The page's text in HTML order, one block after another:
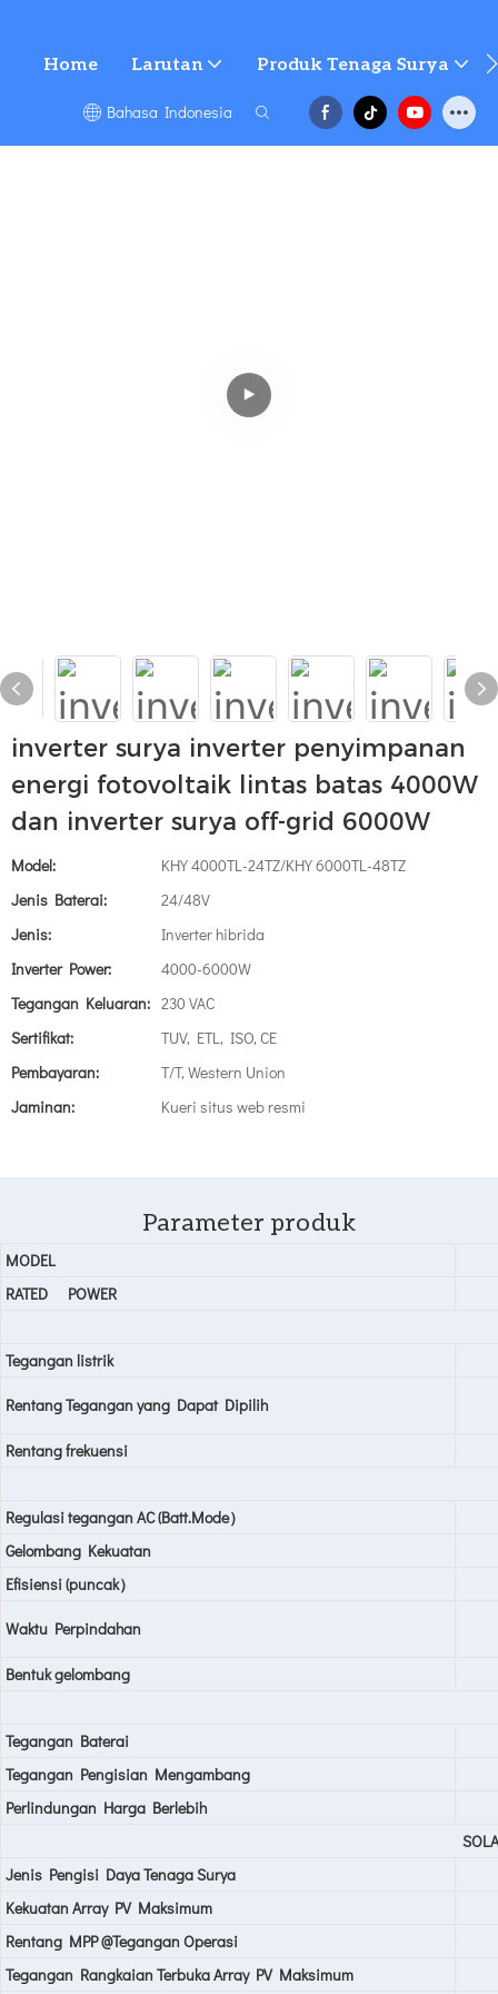
Home Larutan Produk Tenaga Surya
Bahasa Indonesia
inverter surya inverter penyimpanan
energi fotovoltaik lintas batas 4000W
dan inverter surya off-grid 6000W
Model:
KHY 4000TL-24TZ/KHY 6000TL-48TZ
Jenis Baterai:
24/48V
Jenis:
Inverter hibrida
Inverter Power:
4000-6000W
Tegangan Keluaran: 230 VAC
Sertifikat:
TUV, ETL, ISO, CE
Pembayaran:
T/T, Western Union
Jaminan:
Kueri situs web resmi
Parameter produk
MODEL
RATED
POWER
Tegangan listrik
Rentang Tegangan yang Dapat Dipilih
Rentang frekuensi
Regulasi tegangan AC (Batt.Mode）
Gelombang Kekuatan
Efisiensi (puncak）
Waktu Perpindahan
Bentuk gelombang
Tegangan Baterai
Tegangan Pengisian Mengambang
Perlindungan Harga Berlebih
Jenis Pengisi Daya Tenaga Surya
Kekuatan Array PV Maksimum
Rentang MPP @Tegangan Operasi
Tegangan Rangkaian Terbuka Array PV Maksimum